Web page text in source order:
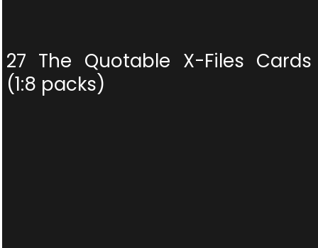
27 The Quotable X-Files Cards
(1:8 packs)